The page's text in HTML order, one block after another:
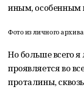
иным, особенным
Фото из личного
Но больше всего
проявляется во
проталины,